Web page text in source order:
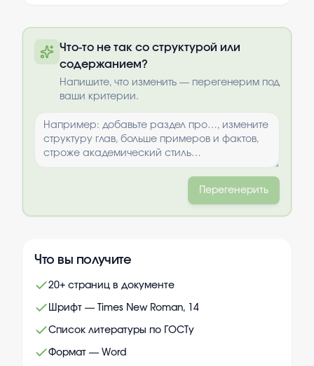
оплаты
Что-то не так со структурой или
содержанием?
Напишите, что изменить — перегенерим под
ваши критерии.
Перегенерить
Что вы получите
20+ страниц в документе
Шрифт — Times New Roman, 14
Список литературы по ГОСТу
Формат — Word